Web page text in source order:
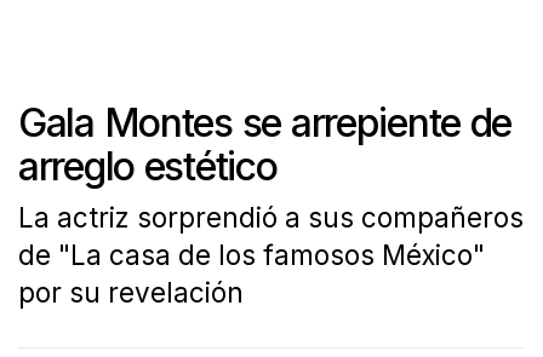
Gala Montes se arrepiente de
arreglo estético
La actriz sorprendió a sus compañeros
de "La casa de los famosos México"
por su revelación